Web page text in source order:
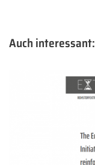
Auch interessant: